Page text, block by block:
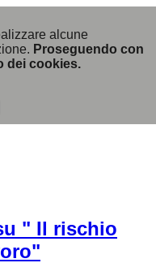
alcune
Proseguendo con
dei cookies.
" Il rischio